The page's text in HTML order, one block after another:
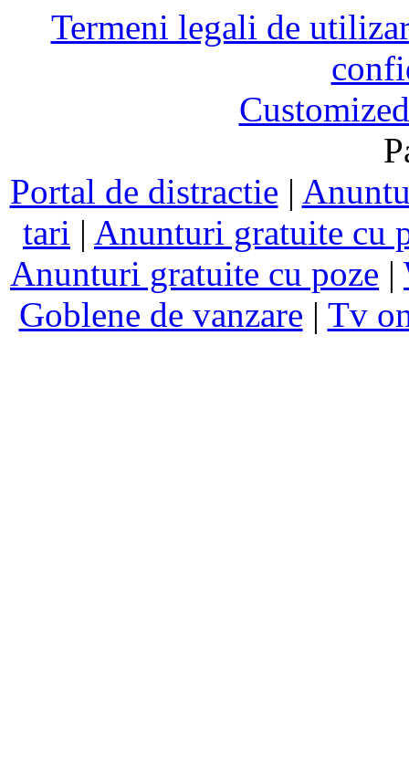
Termeni legali de
Portal de distractie |
tari | Anunturi gratuite cu
Anunturi gratuite cu poze |
Goblene de vanzare | Tv